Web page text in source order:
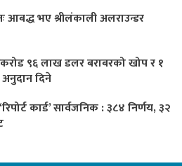
आबद्ध भए श्रीलंकाली अलराउन्डर
९६ लाख डलर बराबरको खोप र १
दिने
कार्ड’ सार्वजनिक : ३८४ निर्णय, ३२